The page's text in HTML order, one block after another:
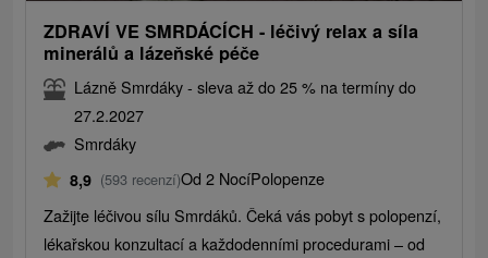
ZDRAVÍ VE SMRDÁCÍCH - léčivý relax a síla
minerálů a lázeňské péče
Lázně Smrdáky - sleva až do 25 % na termíny do
27.2.2027
Smrdáky
8,9 (593 recenzí)Od 2 NocíPolopenze
Zažijte léčivou sílu Smrdáků. Čeká vás pobyt s polopenzí,
lékařskou konzultací a každodenními procedurami – od